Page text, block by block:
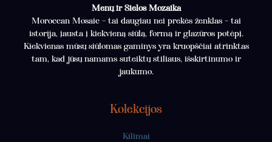
Menų ir Sielos Mozaika
Moroccan Mosaic – tai daugiau nei prekės ženklas – tai
istorija, įausta į kiekvieną siūlą, formą ir glazūros potėpį.
Kiekvienas mūsų siūlomas gaminys yra kruopščiai atrinktas
tam, kad jūsų namams suteiktų stiliaus, išskirtinumo ir
jaukumo.
Kolekcijos
Kilimai